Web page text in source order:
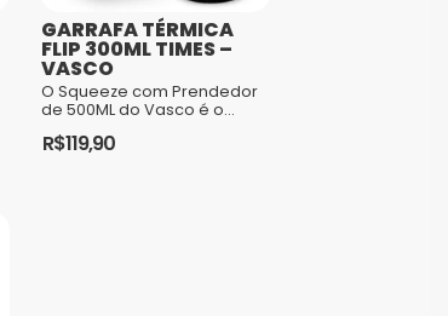
GARRAFA TÉRMICA
FLIP 300ML TIMES –
VASCO
O Squeeze com Prendedor
de 500ML do Vasco é o
torcedores apaixonados do
R$119,90